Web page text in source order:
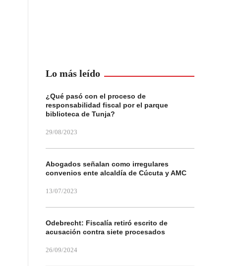
Lo más leído
¿Qué pasó con el proceso de
responsabilidad fiscal por el parque
biblioteca de Tunja?
29/08/2023
Abogados señalan como irregulares
convenios ente alcaldía de Cúcuta y AMC
13/07/2023
Odebrecht: Fiscalía retiró escrito de
acusación contra siete procesados
26/09/2024